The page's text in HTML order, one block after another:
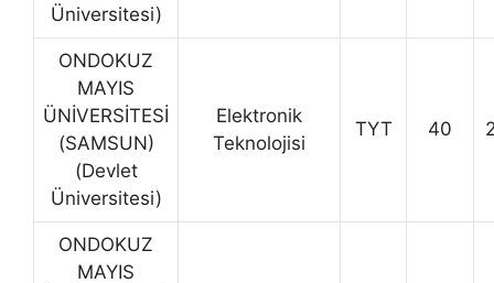
Üniversitesi)
ONDOKUZ
MAYIS
ÜNİVERSİTESİ
(SAMSUN)
(Devlet
Üniversitesi)
Elektronik
Teknolojisi
TYT 40
ONDOKUZ
MAYIS